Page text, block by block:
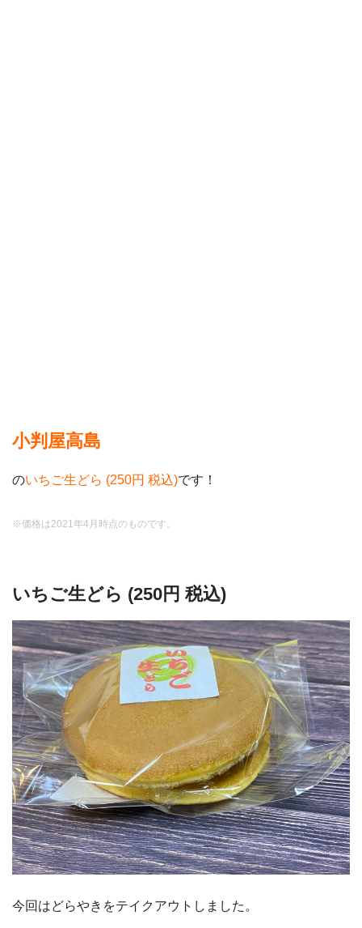
小判屋高島
のいちご生どら (250円 税込)です！
※価格は2021年4月時点のものです。
いちご生どら (250円 税込)
今回はどらやきをテイクアウトしました。